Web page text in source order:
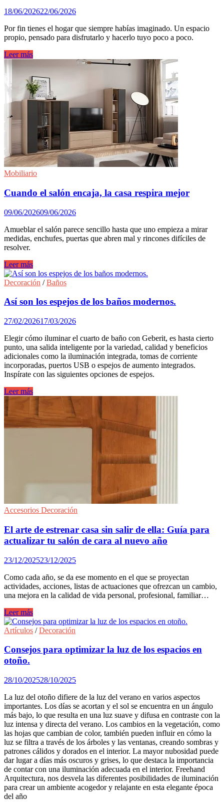
18/06/202622/06/2026
Por fin tienes el hogar que siempre habías imaginado. Un espacio
propio, pensado para disfrutarlo y hacerlo tuyo poco a poco.
¿Te
sobran
rincones
te
falta
Descubre
los
medida
jotajotape
Leer más
Mobiliario
Cuando el salón encaja, la casa respira mejor
09/06/202609/06/2026
Amueblar el salón parece sencillo hasta que uno empieza a mirar
medidas, enchufes, puertas que abren mal y rincones difíciles de
resolver.
Cuando
el
salón
la
respira
mejor
Leer más
Decoración /Baños
Así son los espejos de los baños modernos.
27/02/202617/03/2026
Elegir cómo iluminar el cuarto de baño con Geberit, es hasta cierto
punto, una salida inteligente por la variedad, calidad y beneficios
adicionales como la iluminación integrada, tomas de corriente
incorporadas, puertos USB o espejos de aumento integrados.
Inspírate con las siguientes opciones de espejos.
Así
son
espejos
de
Leer más
Accesorios Decoración
El arte de estrenar casa sin salir de ella: Guía para
actualizar tu salón de cara al nuevo año
23/12/202523/12/2025
Como cada año, se da ese momento en el que se proyectan
actividades, acciones, listas de actuaciones que ofrezcan un cambio,
una mejora en la calidad de vida personal, profesional, familiar…
El
arte
de
casa
sin
salir
ella:
Guía
para
actualizar
tu
salón
de
cara
al
nuevo
año
Leer más
Artículos /Decoración
Consejos para optimizar la luz de los espacios en
otoño.
28/10/202528/10/2025
La luz del otoño difiere de la luz del verano en varios aspectos
importantes. Los días se acortan y el sol se encuentra en un ángulo
más bajo, lo que resulta en una luz suave y difusa en contraste con la
luz intensa y directa del verano. Los cambios en la vegetación, como
las hojas que cambian de color, también pueden influir en cómo la
luz se filtra a través de los árboles y las ventanas, creando sombras y
patrones cálidos y dorados en el interior. La mayor nubosidad puede
dar lugar a días más oscuros y grises, lo que destaca la importancia
de contar con una iluminación adecuada en el interior. Freehand
Arquitectura, nos desvela las diferentes posibilidades de iluminación
para crear un ambiente acogedor y relajante en esta elegante época
del año